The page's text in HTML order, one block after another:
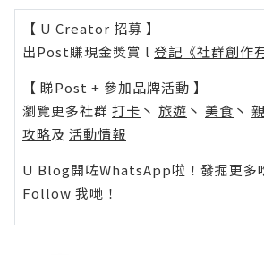
【 U Creator 招募 】
出Post賺現金獎賞 l 登記《社群創作
【 睇Post + 參加品牌活動 】
瀏覽更多社群 打卡 丶 旅遊 丶 美食 丶
攻略及 活動情報
U Blog開咗WhatsApp啦！發掘更多
Follow 我哋 ！